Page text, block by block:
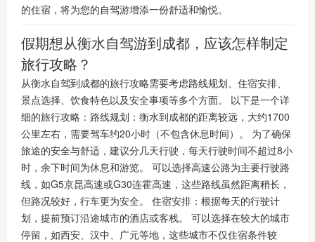
的住宿，将为您的自驾游增添一份舒适和愉悦。
假期想从衡水自驾游到成都，应该怎样制定
旅行攻略？
从衡水自驾到成都的旅行攻略需要考虑路线规划、住宿安排、
景点选择、饮食特色以及安全事项等多个方面。 以下是一个详
细的旅行攻略：路线规划：衡水到成都的距离较远，大约1700
公里左右，需要驾车约20小时（不包含休息时间）。 为了确保
旅途的安全与舒适，建议分几天行驶，每天行驶时间不超过8小
时，余下时间为休息和游览。 可以选择高速公路为主要行驶路
线，如G5京昆高速或G30连霍高速，这些路线虽然距离稍长，
但路况较好，行车更为安全。 住宿安排：根据每天的行驶计
划，提前预订沿途城市的酒店或客栈。 可以选择在较大的城市
停留，如西安、汉中、广元等地，这些城市不仅住宿条件较